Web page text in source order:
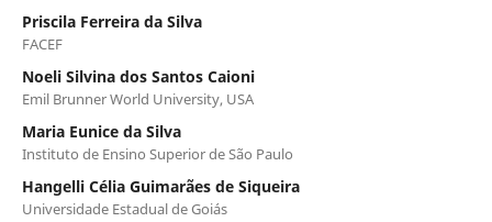
Priscila Ferreira da Silva
FACEF
Noeli Silvina dos Santos Caioni
Emil Brunner World University, USA
Maria Eunice da Silva
Instituto de Ensino Superior de São Paulo
Hangelli Célia Guimarães de Siqueira
Universidade Estadual de Goiás